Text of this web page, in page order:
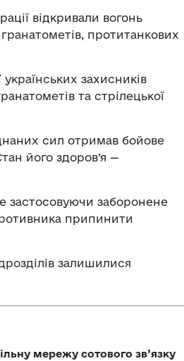
відкривали вогонь
протитанкових
захисників
та стрілецької
сил отримав бойове
його здоров’я —
застосовуючи заборонене
припинити
залишилися
мережу сотового зв’язку